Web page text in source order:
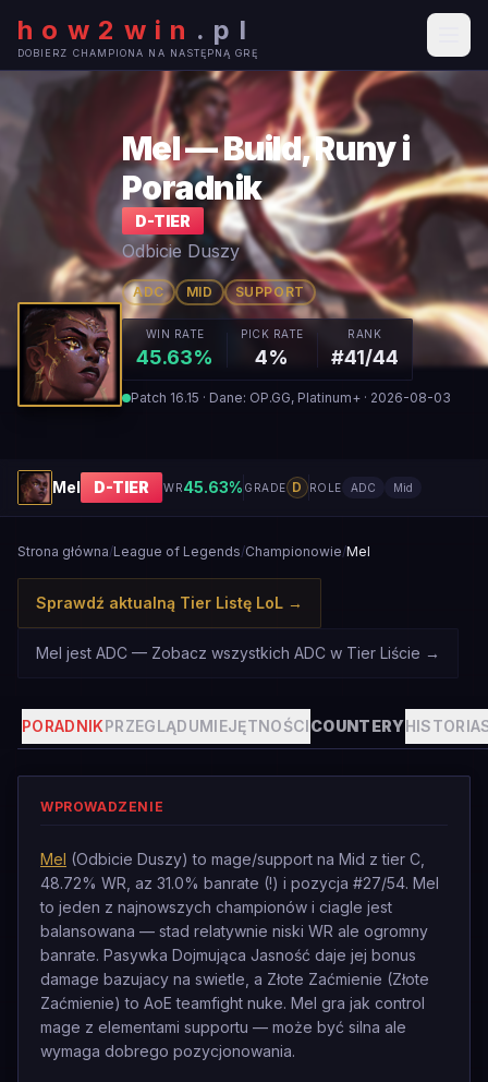
how2win . pl
DOBIERZ CHAMPIONA NA NASTĘPNĄ GRĘ
Mel — Build, Runy i
Poradnik
D-TIER
Odbicie Duszy
ADC MID SUPPORT
WIN RATE
45.63%
PICK RATE
4%
RANK
#41/44
Patch 16.15 · Dane: OP.GG, Platinum+ · 2026-08-03
Mel D-TIER WR45.63% GRADE D ROLE ADC Mid
Strona główna/League of Legends/Championowie/Mel
Sprawdź aktualną Tier Listę LoL →
Mel jest ADC — Zobacz wszystkich ADC w Tier Liście →
PORADNIKPRZEGLĄDUMIEJĘTNOŚCICOUNTERYHISTORIA
WPROWADZENIE
Mel (Odbicie Duszy) to mage/support na Mid z tier C,
48.72% WR, az 31.0% banrate (!) i pozycja #27/54. Mel
to jeden z najnowszych championów i ciagle jest
balansowana — stad relatywnie niski WR ale ogromny
banrate. Pasywka Dojmująca Jasność daje jej bonus
damage bazujacy na swietle, a Złote Zaćmienie (Złote
Zaćmienie) to AoE teamfight nuke. Mel gra jak control
mage z elementami supportu — może być silna ale
wymaga dobrego pozycjonowania.